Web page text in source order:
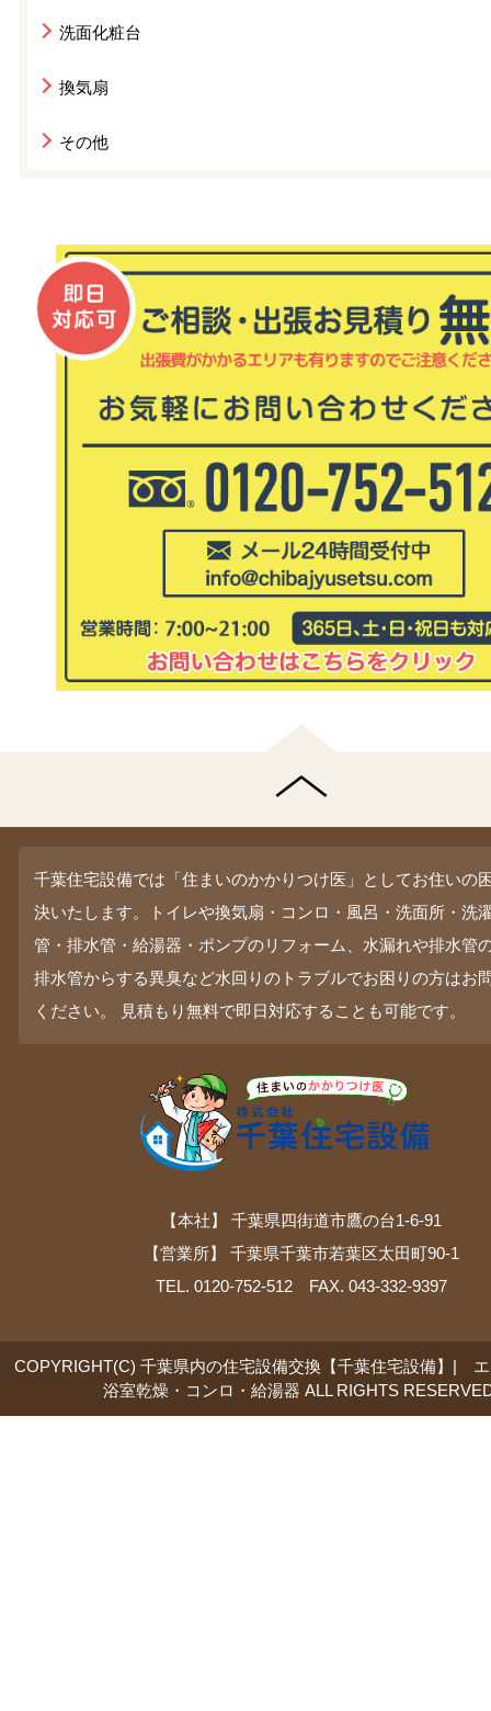
洗面化粧台
換気扇
その他
千葉住宅設備では「住まいのかかりつけ医」としてお住いの
決いたします。トイレや換気扇・コンロ・風呂・洗面所・洗
管・排水管・給湯器・ポンプのリフォーム、水漏れや排水管
排水管からする異臭など水回りのトラブルでお困りの方はお
ください。 見積もり無料で即日対応することも可能です。
【本社】 千葉県四街道市鷹の台1-6-91
【営業所】 千葉県千葉市若葉区太田町90-1
TEL. 0120-752-512 FAX. 043-332-9397
COPYRIGHT(C) 千葉県内の住宅設備交換【千葉住宅設備】|
浴室乾燥・コンロ・給湯器 ALL RIGHTS